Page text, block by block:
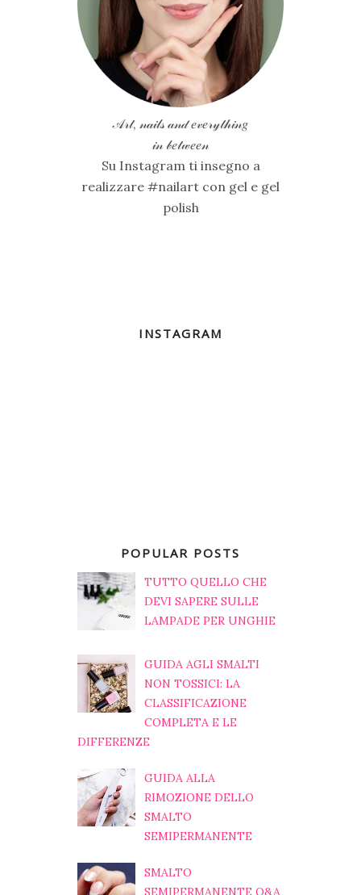
𝒜𝓇𝓉, 𝓃𝒶𝒾𝓁𝓈 𝒶𝓃𝒹 𝑒𝓋𝑒𝓇𝓎𝓉𝒽𝒾𝓃𝑔
𝒾𝓃 𝒷𝑒𝓉𝓌𝑒𝑒𝓃
Su Instagram ti insegno a
realizzare #nailart con gel e gel
polish
INSTAGRAM
POPULAR POSTS
TUTTO QUELLO CHE
DEVI SAPERE SULLE
LAMPADE PER UNGHIE
GUIDA AGLI SMALTI
NON TOSSICI: LA
CLASSIFICAZIONE
COMPLETA E LE
DIFFERENZE
GUIDA ALLA
RIMOZIONE DELLO
SMALTO
SEMIPERMANENTE
SMALTO
SEMIPERMANENTE Q&A